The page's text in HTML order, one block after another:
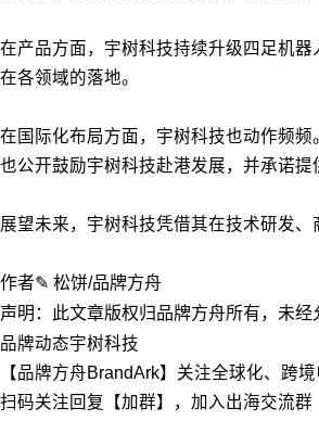
在产品方面，宇树科技持续升级四足机
在各领域的落地。
在国际化布局方面，宇树科技也动作频
也公开鼓励宇树科技赴港发展，并承诺提
展望未来，宇树科技凭借其在技术研发
作者✎ 松饼/品牌方舟
声明：此文章版权归品牌方舟所有，未
品牌动态宇树科技
【品牌方舟BrandArk】关注全球化、跨
扫码关注回复【加群】，加入出海交流群